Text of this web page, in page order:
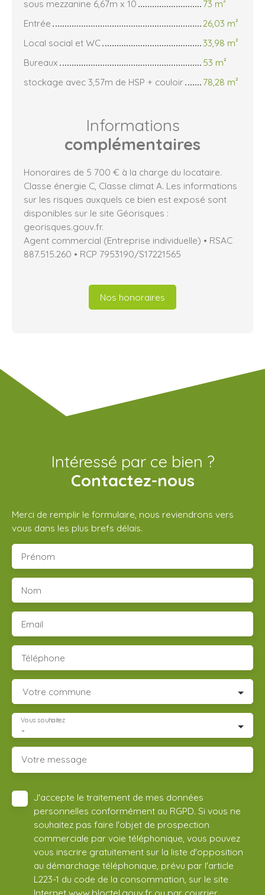
sous mezzanine 6,67m x 10
73 m²
Entrée
26,03 m²
Local social et WC
33,98 m²
Bureaux
53 m²
stockage avec 3,57m de HSP + couloir
78,28 m²
Informations
complémentaires
Honoraires de 5 700 € à la charge du locataire.
Classe énergie C, Classe climat A. Les informations
sur les risques auxquels ce bien est exposé sont
disponibles sur le site Géorisques :
georisques.gouv.fr.
Agent commercial (Entreprise individuelle) • RSAC
887.515.260 • RCP 7953190/S17221565
Nos honoraires
Intéressé par ce bien ?
Contactez-nous
Merci de remplir le formulaire, nous reviendrons vers
vous dans les plus brefs délais.
Prénom
Nom
Email
Téléphone
Votre commune
-
Vous souhaitez
Votre message
J'accepte le traitement de mes données
personnelles conformément au RGPD. Si vous ne
souhaitez pas faire l'objet de prospection
commerciale par voie téléphonique, vous pouvez
vous inscrire gratuitement sur la liste d'opposition
au démarchage téléphonique, prévu par l'article
L223-1 du code de la consommation, sur le site